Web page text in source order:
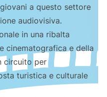
a questo settore
audiovisiva.
in una ribalta
cinematografica e della
circuito per
turistica e culturale